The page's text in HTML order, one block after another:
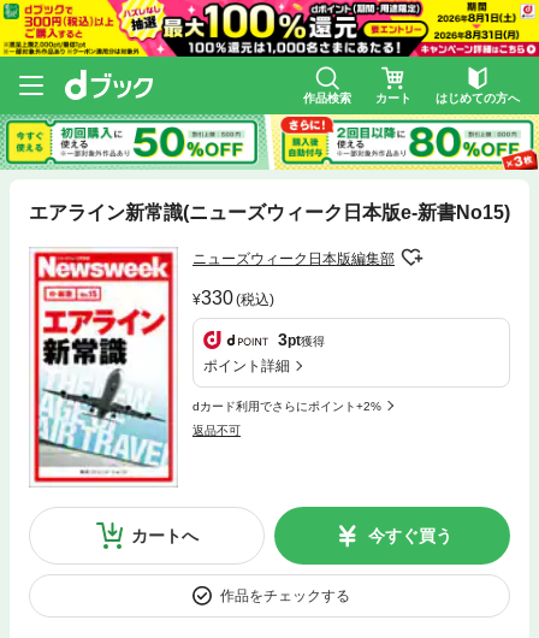
作品検索 カート はじめての方へ
エアライン新常識(ニューズウィーク日本版e-新書No15)
ニューズウィーク日本版編集部
330(税込)
3pt獲得
ポイント詳細
dカード利用でさらにポイント+2%
返品不可
カートへ 今すぐ買う
作品をチェックする